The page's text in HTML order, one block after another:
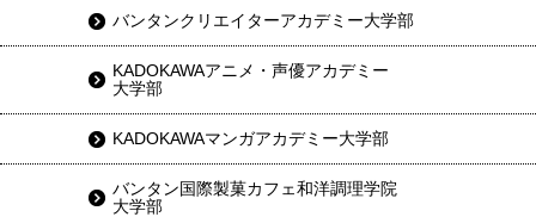
バンタンクリエイターアカデミー大学部
KADOKAWAアニメ・声優アカデミー
大学部
KADOKAWAマンガアカデミー大学部
バンタン国際製菓カフェ和洋調理学院
大学部